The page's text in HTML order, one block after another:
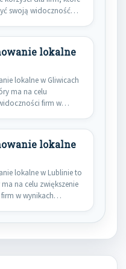
swoją widoczność
lokalne
lokalne w Gliwicach
ma na celu
firm w
lokalne
lokalne w Lublinie to
na celu zwiększenie
w wynikach…